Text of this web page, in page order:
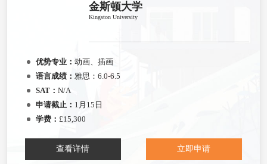
金斯顿大学
Kingston University
优势专业： 动画、插画
语言成绩： 雅思：6.0-6.5
SAT： N/A
申请截止： 1月15日
学费： £15,300
查看详情 立即申请